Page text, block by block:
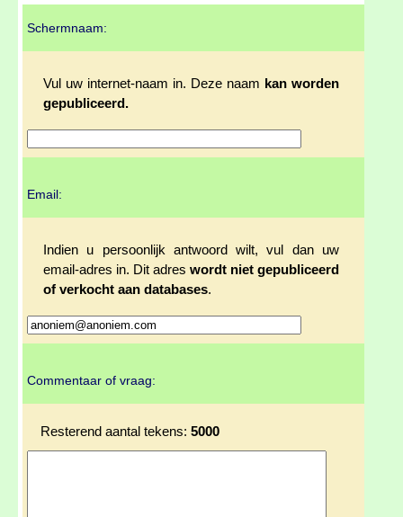
Schermnaam:
Vul uw internet-naam in. Deze naam kan worden
gepubliceerd.
Email:
Indien u persoonlijk antwoord wilt, vul dan uw
email-adres in. Dit adres wordt niet gepubliceerd
of verkocht aan databases.
Commentaar of vraag:
Resterend aantal tekens: 5000